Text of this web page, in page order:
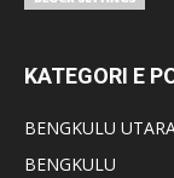
KATEGORI E
BENGKULU
BENGKULU